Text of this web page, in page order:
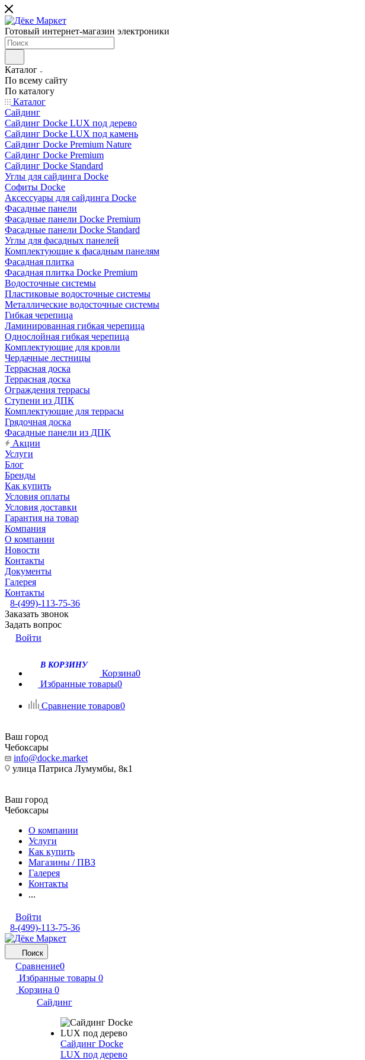
Готовый интернет-магазин электроники
Каталог
По всему сайту
По каталогу
Каталог
Сайдинг
Сайдинг Docke LUX под дерево
Сайдинг Docke LUX под камень
Сайдинг Docke Premium Nature
Сайдинг Docke Premium
Сайдинг Docke Standard
Углы для сайдинга Docke
Софиты Docke
Аксессуары для сайдинга Docke
Фасадные панели
Фасадные панели Docke Premium
Фасадные панели Docke Standard
Углы для фасадных панелей
Комплектующие к фасадным панелям
Фасадная плитка
Фасадная плитка Docke Premium
Водосточные системы
Пластиковые водосточные системы
Металлические водосточные системы
Гибкая черепица
Ламинированная гибкая черепица
Однослойная гибкая черепица
Комплектующие для кровли
Чердачные лестницы
Террасная доска
Террасная доска
Ограждения террасы
Ступени из ДПК
Комплектующие для террасы
Грядочная доска
Фасадные панели из ДПК
Акции
Услуги
Блог
Бренды
Как купить
Условия оплаты
Условия доставки
Гарантия на товар
Компания
О компании
Новости
Контакты
Документы
Галерея
Контакты
8-(499)-113-75-36
Заказать звонок
Задать вопрос
Войти
В КОРЗИНУ
Корзина0
Избранные товары0
Сравнение товаров0
Ваш город
Чебоксары
info@docke.market
улица Патриса Лумумбы, 8к1
Ваш город
Чебоксары
О компании
Услуги
Как купить
Магазины / ПВЗ
Галерея
Контакты
...
Войти
8-(499)-113-75-36
Поиск
Сравнение0
Избранные товары 0
Корзина 0
Сайдинг
Сайдинг Docke
LUX под дерево